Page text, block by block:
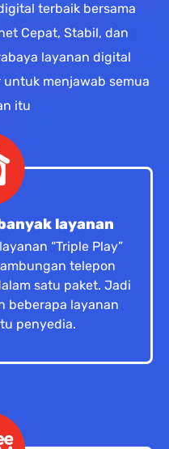
terbaik bersama
Cepat, Stabil, dan
layanan digital
menjawab semua
itu
layanan
“Triple Play”
telepon
satu paket. Jadi
beberapa layanan
penyedia.